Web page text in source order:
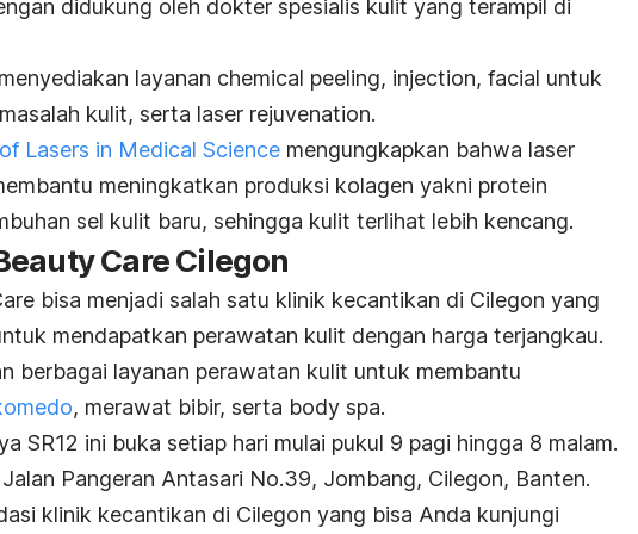
didukung oleh dokter spesialis kulit yang terampil di
layanan chemical peeling, injection, facial untuk
kulit, serta laser rejuvenation.
Lasers in Medical Science mengungkapkan bahwa laser
meningkatkan produksi kolagen yakni protein
sel kulit baru, sehingga kulit terlihat lebih kencang.
Care Cilegon
bisa menjadi salah satu klinik kecantikan di Cilegon yang
mendapatkan perawatan kulit dengan harga terjangkau.
berbagai layanan perawatan kulit untuk membantu
, merawat bibir, serta body spa.
SR12 ini buka setiap hari mulai pukul 9 pagi hingga 8 malam.
Pangeran Antasari No.39, Jombang, Cilegon, Banten.
klinik kecantikan di Cilegon yang bisa Anda kunjungi